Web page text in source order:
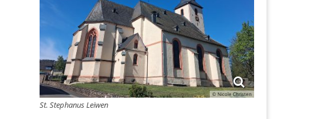
© Nicole Christen
St. Stephanus Leiwen